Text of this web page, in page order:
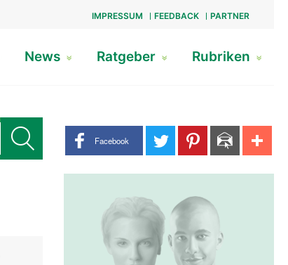
IMPRESSUM FEEDBACK PARTNER
News Ratgeber Rubriken
Share buttons
Facebook